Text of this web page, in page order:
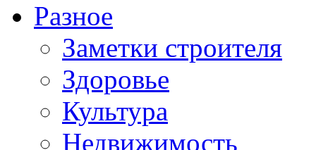
Разное
Заметки строителя
Здоровье
Культура
Недвижимость